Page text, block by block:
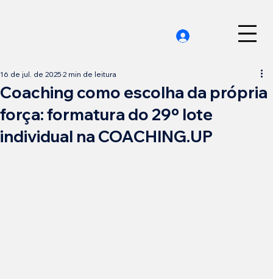
Coaching como escolha da própria
força: formatura do 29º lote
individual na COACHING.UP
16 de jul. de 2025 2 min de leitura